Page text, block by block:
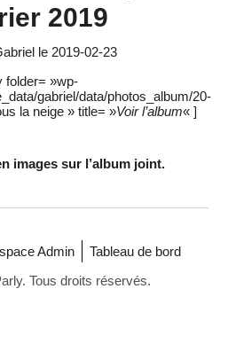
2019
le 2019-02-23
folder= »wp-
gabriel/data/photos_album/20-
la neige » title= »Voir l’album« ]
images sur l’album joint.
Admin
Tableau de bord
Tous droits réservés.